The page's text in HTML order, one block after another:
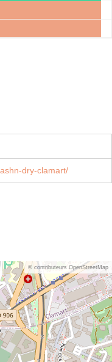
dry-clamart/
© contributeurs OpenStreetMap